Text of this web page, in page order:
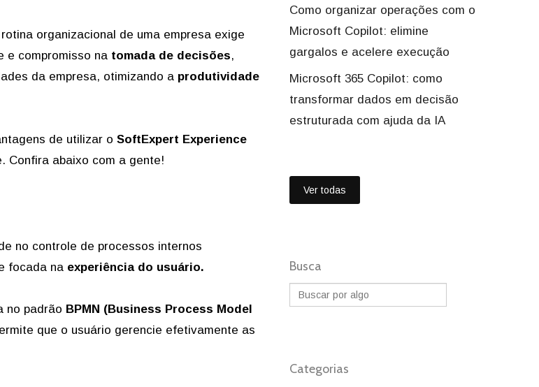
organizacional de uma empresa exige
e compromisso na tomada de decisões,
da empresa, otimizando a produtividade
de utilizar o SoftExpert Experience
Confira abaixo com a gente!
no controle de processos internos
focada na experiência do usuário.
no padrão BPMN (Business Process Model
que o usuário gerencie efetivamente as
Como organizar operações com o
Microsoft Copilot: elimine
gargalos e acelere execução
Microsoft 365 Copilot: como
transformar dados em decisão
estruturada com ajuda da IA
Ver todas
Busca
Categorias